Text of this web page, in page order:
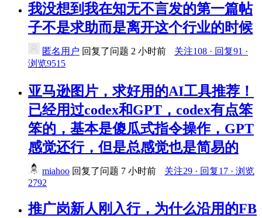
我没想到我在知无不言发的第一篇帖
子不是求助而是离开这个行业的时候
匿名用户 回复了问题 2 小时前
关注108 · 回复91 ·
浏览9515
亚马逊图片，求好用的AI工具推荐！
已经用过codex和GPT，codex有点笨
笨的，基本是傻瓜式指令操作，GPT
感觉还行，但是总感觉也是简易的
miahoo 回复了问题 7 小时前
关注29 · 回复17 · 浏览
2792
推广岗新人刚入行，为什么沿用的FB